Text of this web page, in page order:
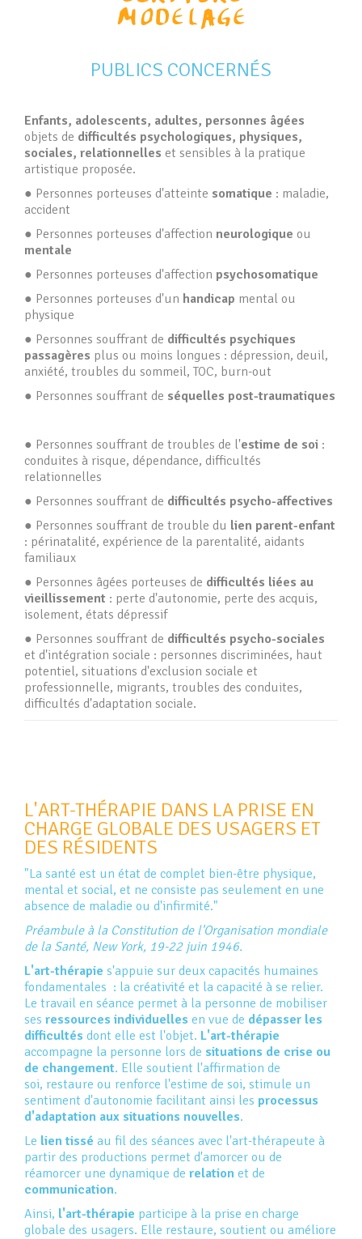
MODELAGE
PUBLICS CONCERNÉS
Enfants, adolescents, adultes, personnes âgées
objets de difficultés psychologiques, physiques,
sociales, relationnelles et sensibles à la pratique
artistique proposée.
● Personnes porteuses d'atteinte somatique : maladie,
accident
● Personnes porteuses d'affection neurologique ou
mentale
● Personnes porteuses d'affection psychosomatique
● Personnes porteuses d'un handicap mental ou
physique
● Personnes souffrant de difficultés psychiques
passagères plus ou moins longues : dépression, deuil,
anxiété, troubles du sommeil, TOC, burn-out
● Personnes souffrant de séquelles post-traumatiques
● Personnes souffrant de troubles de l'estime de soi :
conduites à risque, dépendance, difficultés
relationnelles
● Personnes souffrant de difficultés psycho-affectives
● Personnes souffrant de trouble du lien parent-enfant
: périnatalité, expérience de la parentalité, aidants
familiaux
● Personnes âgées porteuses de difficultés liées au
vieillissement : perte d'autonomie, perte des acquis,
isolement, états dépressif
● Personnes souffrant de difficultés psycho-sociales
et d'intégration sociale : personnes discriminées, haut
potentiel, situations d'exclusion sociale et
professionnelle, migrants, troubles des conduites,
difficultés d'adaptation sociale.
L'ART-THÉRAPIE DANS LA PRISE EN
CHARGE GLOBALE DES USAGERS ET
DES RÉSIDENTS
"La santé est un état de complet bien-être physique,
mental et social, et ne consiste pas seulement en une
absence de maladie ou d'infirmité."
Préambule à la Constitution de l'Organisation mondiale
de la Santé, New York, 19-22 juin 1946.
L'art-thérapie s'appuie sur deux capacités humaines
fondamentales : la créativité et la capacité à se relier.
Le travail en séance permet à la personne de mobiliser
ses ressources individuelles en vue de dépasser les
difficultés dont elle est l'objet. L'art-thérapie
accompagne la personne lors de situations de crise ou
de changement. Elle soutient l'affirmation de
soi, restaure ou renforce l'estime de soi, stimule un
sentiment d'autonomie facilitant ainsi les processus
d'adaptation aux situations nouvelles.
Le lien tissé au fil des séances avec l'art-thérapeute à
partir des productions permet d'amorcer ou de
réamorcer une dynamique de relation et de
communication.
Ainsi, l'art-thérapie participe à la prise en charge
globale des usagers. Elle restaure, soutient ou améliore